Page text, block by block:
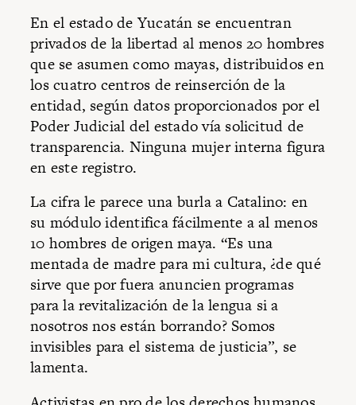
En el estado de Yucatán se encuentran
privados de la libertad al menos 20 hombres
que se asumen como mayas, distribuidos en
los cuatro centros de reinserción de la
entidad, según datos proporcionados por el
Poder Judicial del estado vía solicitud de
transparencia. Ninguna mujer interna figura
en este registro.
La cifra le parece una burla a Catalino: en
su módulo identifica fácilmente a al menos
10 hombres de origen maya. “Es una
mentada de madre para mi cultura, ¿de qué
sirve que por fuera anuncien programas
para la revitalización de la lengua si a
nosotros nos están borrando? Somos
invisibles para el sistema de justicia”, se
lamenta.